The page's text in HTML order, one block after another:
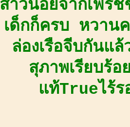
สาวน้อยจากเฟ
เด็กก็ครบ หวาน
ล่องเรือจีบกันแ
สุภาพเรียบร้
แท้Trueไร้